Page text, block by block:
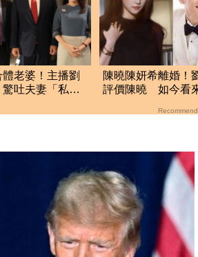
老婆！主播劉
吐夫妻「私下
陳曉陳妍希離婚！
評價陳曉 如今看